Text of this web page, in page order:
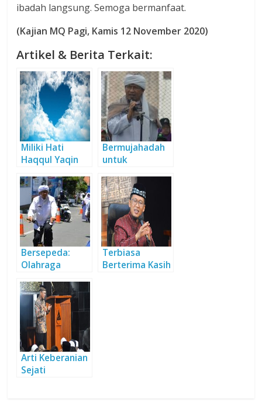
ibadah langsung. Semoga bermanfaat.
(Kajian MQ Pagi, Kamis 12 November 2020)
Artikel & Berita Terkait:
Miliki Hati
Haqqul Yaqin
Bermujahadah
untuk
Bersepeda:
Olahraga
Beribadah
Terbiasa
Berterima Kasih
Arti Keberanian
Sejati